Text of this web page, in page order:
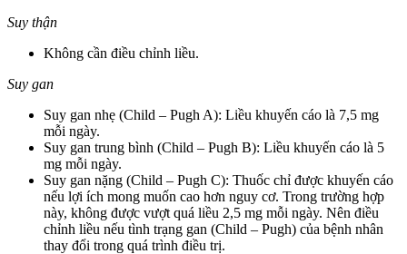
Suy thận
Không cần điều chỉnh liều.
Suy gan
Suy gan nhẹ (Child – Pugh A): Liều khuyến cáo là 7,5 mg
mỗi ngày.
Suy gan trung bình (Child – Pugh B): Liều khuyến cáo là 5
mg mỗi ngày.
Suy gan nặng (Child – Pugh C): Thuốc chỉ được khuyến cáo
nếu lợi ích mong muốn cao hơn nguy cơ. Trong trường hợp
này, không được vượt quá liều 2,5 mg mỗi ngày. Nên điều
chỉnh liều nếu tình trạng gan (Child – Pugh) của bệnh nhân
thay đổi trong quá trình điều trị.